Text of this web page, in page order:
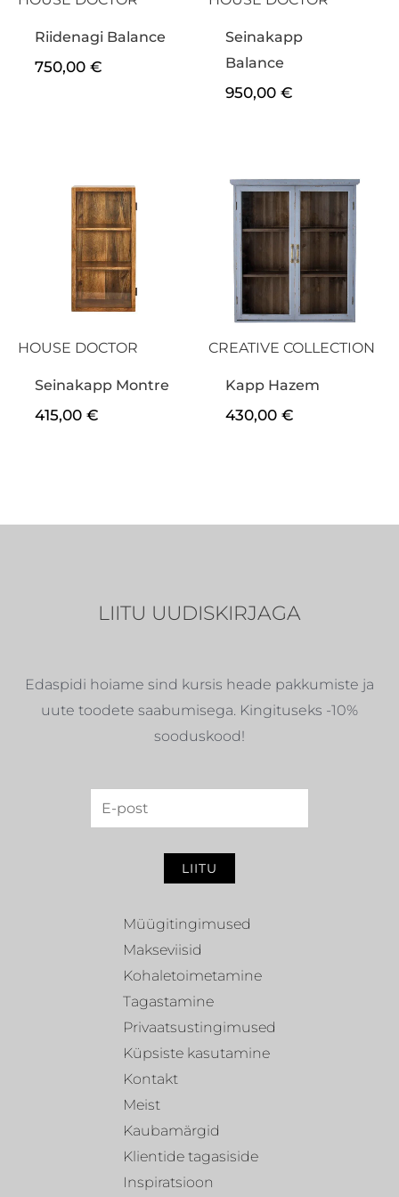
Riidenagi Balance
750,00€
Seinakapp
Balance
950,00€
HOUSE DOCTOR
Seinakapp Montre
415,00€
CREATIVE COLLECTION
Kapp Hazem
430,00€
LIITU UUDISKIRJAGA
Edaspidi hoiame sind kursis heade pakkumiste ja
uute toodete saabumisega. Kingituseks -10%
sooduskood!
LIITU
Müügitingimused
Makseviisid
Kohaletoimetamine
Tagastamine
Privaatsustingimused
Küpsiste kasutamine
Kontakt
Meist
Kaubamärgid
Klientide tagasiside
Inspiratsioon